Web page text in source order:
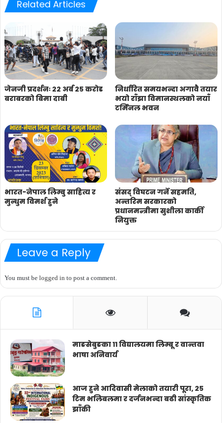
Related Articles
जेनजी प्रदर्शनः २२ अर्ब २५ करोड
बराबरको बिमा दाबी
निर्धारित समयभन्दा अगावै तयार
भयो राँझा विमानस्थलको नयाँ
टर्मिनल भवन
भारत-नेपाल लिम्बु साहित्य र
मुन्धुम विमर्श हुने
संसद् विघटन गर्ने सहमति,
अन्तरिम सरकारको
प्रधानमन्त्रीमा सुशीला कार्की
नियुक्त
Leave a Reply
You must be logged in to post a comment.
माङसेबुङका ११ विद्यालयमा लिम्बू र वान्तवा
भाषा अनिवार्य
आज हुने आदिवासी मेलाको तयारी पूरा, २५
टिम भलिबलमा र दर्जनभन्दा बढी सांस्कृतिक
झाँकी